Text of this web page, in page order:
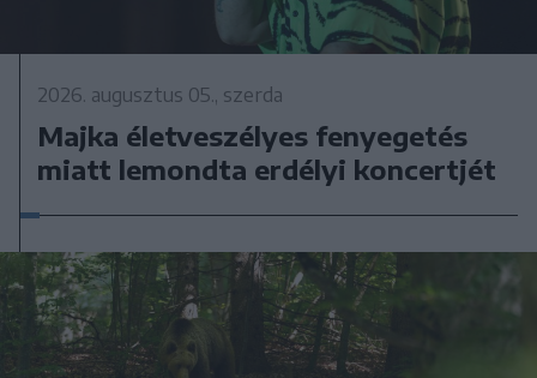
2026. augusztus 05., szerda
Majka életveszélyes fenyegetés
miatt lemondta erdélyi koncertjét